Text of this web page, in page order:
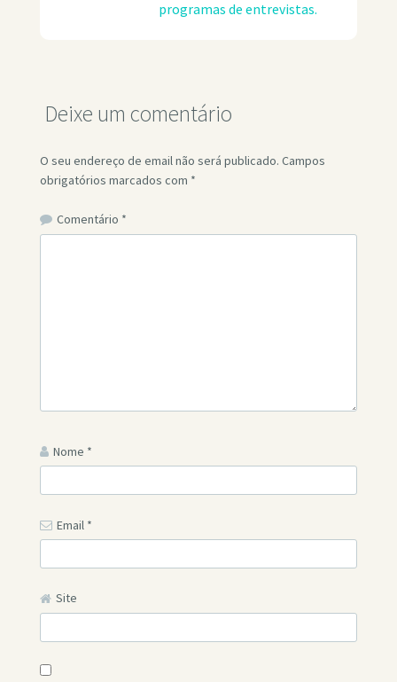
programas de entrevistas.
Deixe um comentário
O seu endereço de email não será publicado. Campos
obrigatórios marcados com *
Comentário *
Nome *
Email *
Site